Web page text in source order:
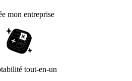
mon entreprise
tout-en-un